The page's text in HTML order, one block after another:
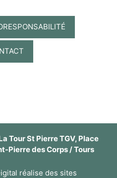
Tour St Pierre TGV, Place
Pierre des Corps / Tours
réalise des sites